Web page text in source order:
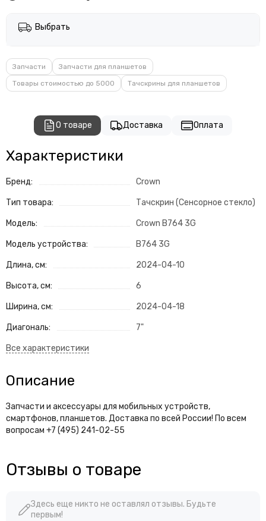
Выбрать
Запчасти
Запчасти для планшетов
Товары стоимостью до 5000
Тачскрины для планшетов
О товаре Доставка Оплата
Характеристики
Бренд: Crown
Тип товара: Тачскрин (Сенсорное стекло)
Модель: Crown B764 3G
Модель устройства: B764 3G
Длина, см: 2024-04-10
Высота, см: 6
Ширина, см: 2024-04-18
Диагональ: 7"
Описание
Запчасти и аксессуары для мобильных устройств,
смартфонов, планшетов. Доставка по всей России! По всем
вопросам +7 (495) 241-02-55
Отзывы о товаре
Здесь еще никто не оставлял отзывы. Будьте
первым!